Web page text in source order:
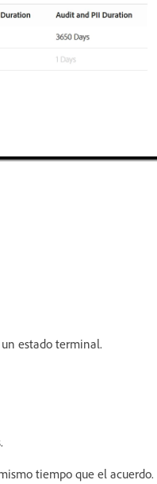
estado terminal.
tiempo que el acuerdo.